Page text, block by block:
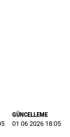
GÜNCELLEME
01 06 2026 18:05